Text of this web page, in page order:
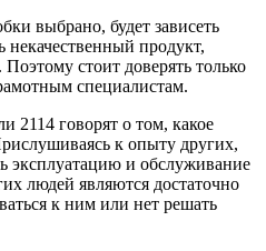
выбрано, будет зависеть
некачественный продукт,
стоит доверять только
специалистам.
2114 говорят о том, какое
к опыту других,
эксплуатацию и обслуживание
людей являются достаточно
к ним или нет решать